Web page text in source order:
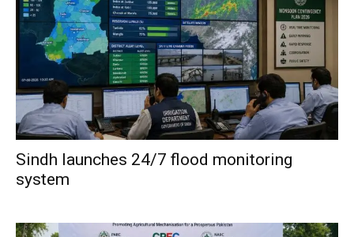
Sindh launches 24/7 flood monitoring
system